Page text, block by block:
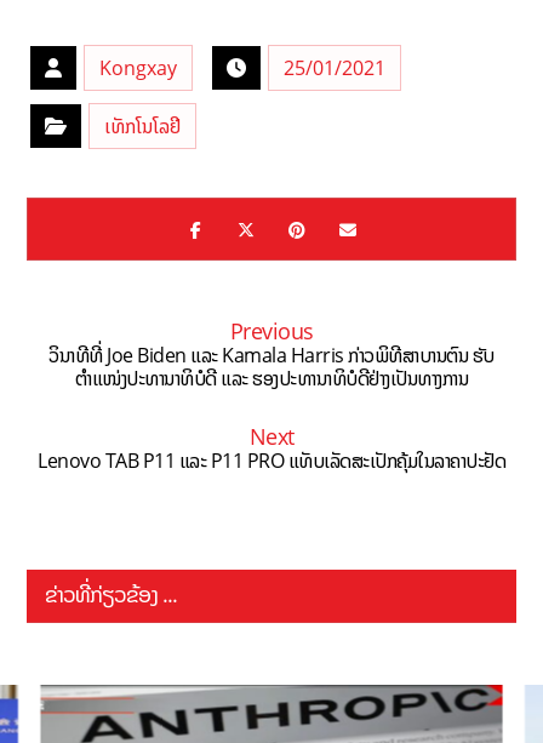
Kongxay 25/01/2021
ເທັກໂນໂລຢີ
Previous
ວິນາທີທີ່ Joe Biden ແລະ Kamala Harris ກ່າວພິທີສາບານຕົນ ຮັບ
ຕຳແໜ່ງປະທານາທິບໍດີ ແລະ ຮອງປະທານາທິບໍດີຢ່າງເປັນທາງການ
Next
Lenovo TAB P11 ແລະ P11 PRO ແທັບເລັດສະເປັກຄຸ້ມໃນລາຄາປະຢັດ
ຂ່າວທີ່ກ່ຽວຂ້ອງ ...